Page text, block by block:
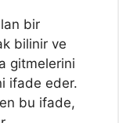
bir
bilinir ve
gitmelerini
ifade eder.
bu ifade,